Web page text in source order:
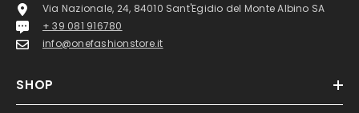
Via Nazionale, 24, 84010 Sant'Egidio del Monte Albino SA
+ 39 081 916780
info@onefashionstore.it
SHOP